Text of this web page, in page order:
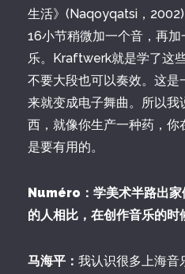
生活》(Naqoyqatsi，2002)
16小节稍微加一个音，再
乐。Kraftwerk就是学了这
不要大段也可以奏效。这
来就变成电子舞曲。所以我
西，就像你生产一种药，
是要有用的。
Numéro：学美术半路出家
的人相比，在创作音乐的时
马海平： 我认识很多上海音